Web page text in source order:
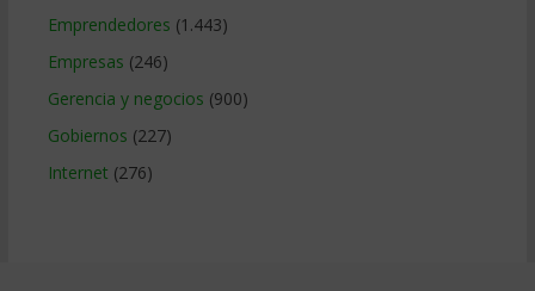
Emprendedores (1.443)
Empresas (246)
Gerencia y negocios (900)
Gobiernos (227)
Internet (276)